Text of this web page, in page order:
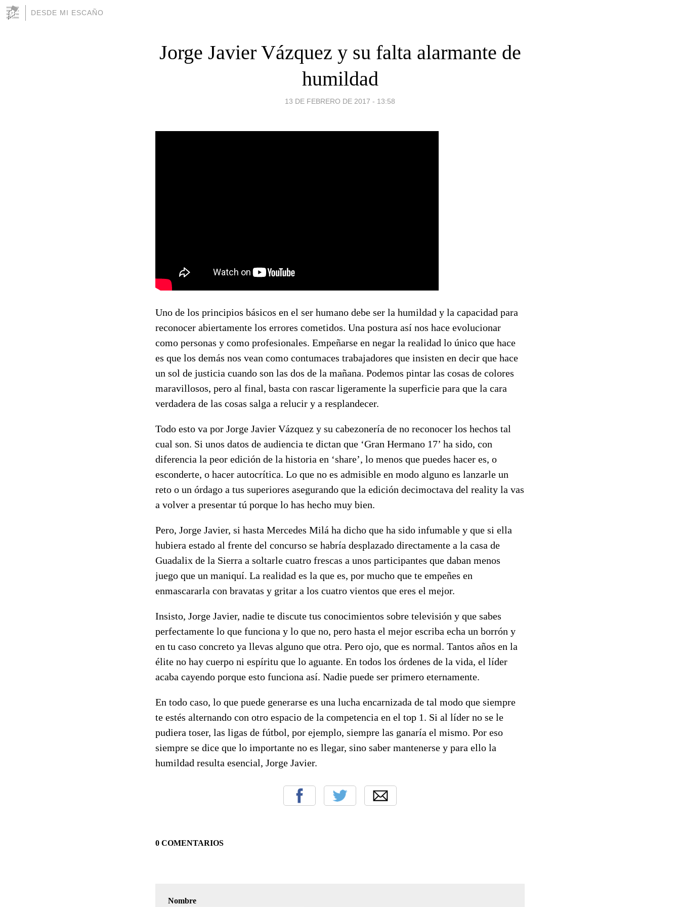
DESDE MI ESCAÑO
Jorge Javier Vázquez y su falta alarmante de
humildad
13 DE FEBRERO DE 2017 - 13:58
Uno de los principios básicos en el ser humano debe ser la humildad y la capacidad para
reconocer abiertamente los errores cometidos. Una postura así nos hace evolucionar
como personas y como profesionales. Empeñarse en negar la realidad lo único que hace
es que los demás nos vean como contumaces trabajadores que insisten en decir que hace
un sol de justicia cuando son las dos de la mañana. Podemos pintar las cosas de colores
maravillosos, pero al final, basta con rascar ligeramente la superficie para que la cara
verdadera de las cosas salga a relucir y a resplandecer.
Todo esto va por Jorge Javier Vázquez y su cabezonería de no reconocer los hechos tal
cual son. Si unos datos de audiencia te dictan que ‘Gran Hermano 17’ ha sido, con
diferencia la peor edición de la historia en ‘share’, lo menos que puedes hacer es, o
esconderte, o hacer autocrítica. Lo que no es admisible en modo alguno es lanzarle un
reto o un órdago a tus superiores asegurando que la edición decimoctava del reality la vas
a volver a presentar tú porque lo has hecho muy bien.
Pero, Jorge Javier, si hasta Mercedes Milá ha dicho que ha sido infumable y que si ella
hubiera estado al frente del concurso se habría desplazado directamente a la casa de
Guadalix de la Sierra a soltarle cuatro frescas a unos participantes que daban menos
juego que un maniquí. La realidad es la que es, por mucho que te empeñes en
enmascararla con bravatas y gritar a los cuatro vientos que eres el mejor.
Insisto, Jorge Javier, nadie te discute tus conocimientos sobre televisión y que sabes
perfectamente lo que funciona y lo que no, pero hasta el mejor escriba echa un borrón y
en tu caso concreto ya llevas alguno que otra. Pero ojo, que es normal. Tantos años en la
élite no hay cuerpo ni espíritu que lo aguante. En todos los órdenes de la vida, el líder
acaba cayendo porque esto funciona así. Nadie puede ser primero eternamente.
En todo caso, lo que puede generarse es una lucha encarnizada de tal modo que siempre
te estés alternando con otro espacio de la competencia en el top 1. Si al líder no se le
pudiera toser, las ligas de fútbol, por ejemplo, siempre las ganaría el mismo. Por eso
siempre se dice que lo importante no es llegar, sino saber mantenerse y para ello la
humildad resulta esencial, Jorge Javier.
0 COMENTARIOS
Nombre